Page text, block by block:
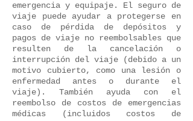
emergencia y equipaje. El seguro de
viaje puede ayudar a protegerse en
caso de pérdida de depósitos y
pagos de viaje no reembolsables que
resulten de la cancelación o
interrupción del viaje (debido a un
motivo cubierto, como una lesión o
enfermedad antes o durante el
viaje). También ayuda con el
reembolso de costos de emergencias
médicas (incluidos costos de